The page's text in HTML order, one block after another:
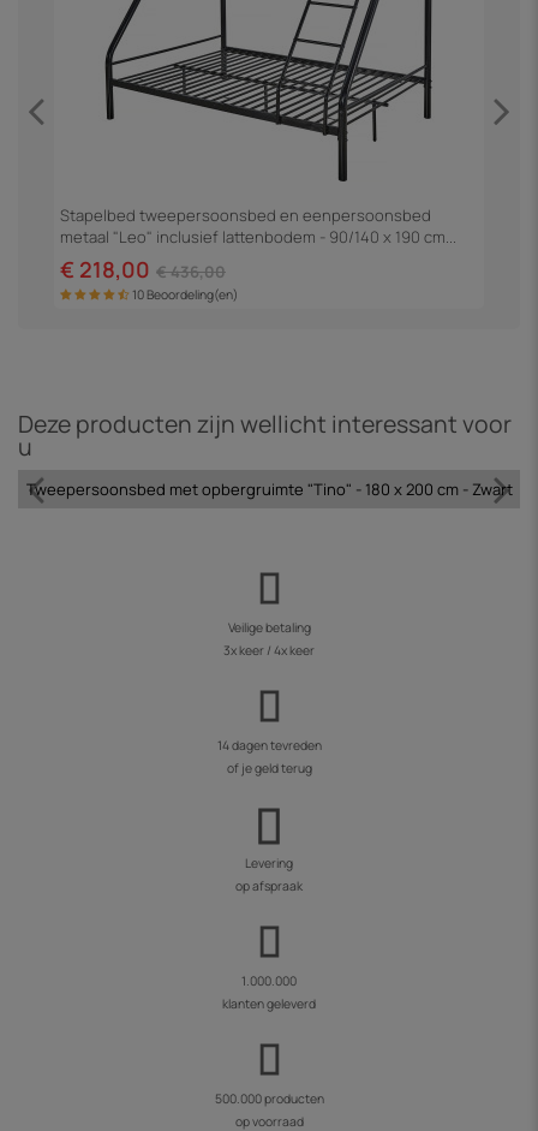
Stapelbed tweepersoonsbed en eenpersoonsbed
metaal "Leo" inclusief lattenbodem - 90/140 x 190 cm...
€ 218,00 € 436,00
10 Beoordeling(en)
Deze producten zijn wellicht interessant voor
u
Tweepersoonsbed met opbergruimte "Tino" - 180 x 200 cm - Zwart
Veilige betaling
3x keer / 4x keer
14 dagen tevreden
of je geld terug
Levering
op afspraak
1.000.000
klanten geleverd
500.000 producten
op voorraad